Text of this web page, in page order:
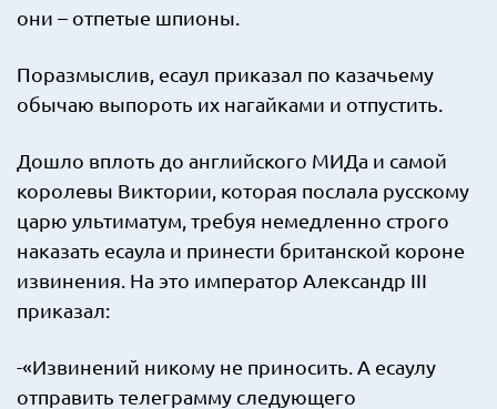
они – отпетые шпионы.
Поразмыслив, есаул приказал по казачьему
обычаю выпороть их нагайками и отпустить.
Дошло вплоть до английского МИДа и самой
королевы Виктории, которая послала русскому
царю ультиматум, требуя немедленно строго
наказать есаула и принести британской короне
извинения. На это император Александр III
приказал:
-«Извинений никому не приносить. А есаулу
отправить телеграмму следующего